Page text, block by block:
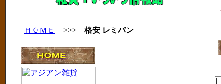
ＨＯＭＥ >>> 格安 レミパン